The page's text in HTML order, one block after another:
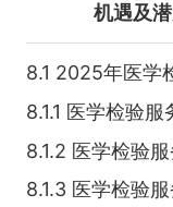
机遇及
8.1 2025年医学
8.1.1 医学检验
8.1.2 医学检验
8.1.3 医学检验